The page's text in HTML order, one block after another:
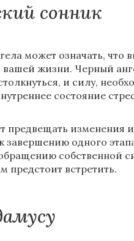
сонник
может означать,
жизни. Черный
и силу,
состояние
предвещать изменения
завершению одного
собственной
предстоит встретить.